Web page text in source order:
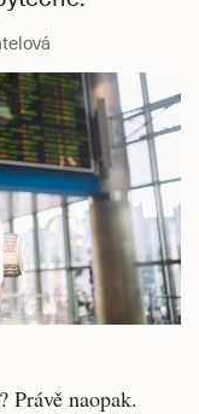
Právě naopak.